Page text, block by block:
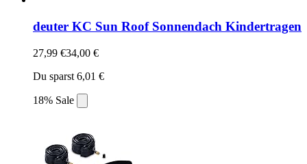
deuter KC Sun Roof Sonnendach Kindertragen
27,99 €34,00 €
Du sparst 6,01 €
18% Sale